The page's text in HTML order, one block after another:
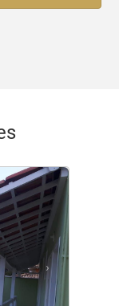
›
Next